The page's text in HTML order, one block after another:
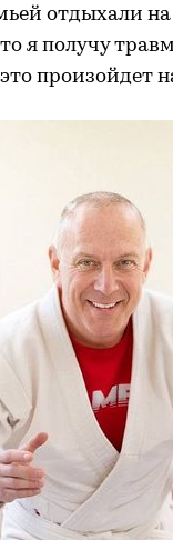
отдыхали
я получу
произойдет